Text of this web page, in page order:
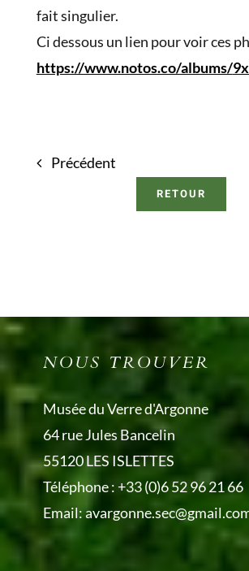
fait singulier.
Ci dessous un lien pour voir ces
https://www.notos.co/albums/
Précédent
RETOUR
NOUS TROUVER
Musée du Verre d'Argonne
64 rue Jules Bancelin
55120 LES ISLETTES
Téléphone :+33 (0)6 52 96 21 66
Email: